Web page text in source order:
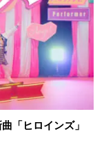
「ヒロインズ」